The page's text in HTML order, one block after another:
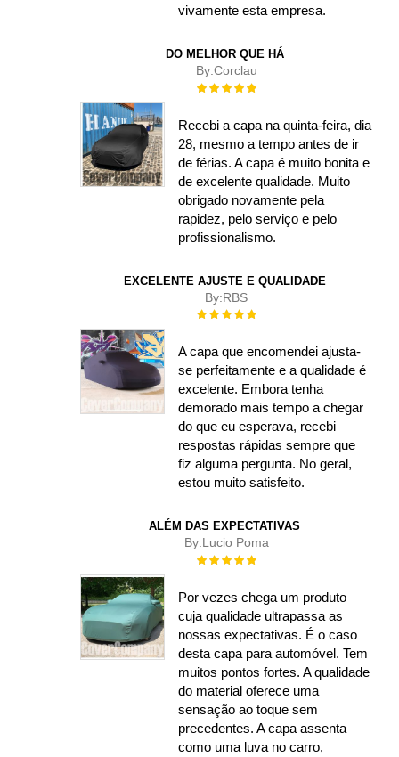
vivamente esta empresa.
DO MELHOR QUE HÁ
By:Corclau
Rating:
Recebi a capa na quinta-feira, dia
28, mesmo a tempo antes de ir
de férias. A capa é muito bonita e
de excelente qualidade. Muito
obrigado novamente pela
rapidez, pelo serviço e pelo
profissionalismo.
EXCELENTE AJUSTE E QUALIDADE
By:RBS
Rating:
A capa que encomendei ajusta-
se perfeitamente e a qualidade é
excelente. Embora tenha
demorado mais tempo a chegar
do que eu esperava, recebi
respostas rápidas sempre que
fiz alguma pergunta. No geral,
estou muito satisfeito.
ALÉM DAS EXPECTATIVAS
By:Lucio Poma
Rating:
Por vezes chega um produto
cuja qualidade ultrapassa as
nossas expectativas. É o caso
desta capa para automóvel. Tem
muitos pontos fortes. A qualidade
do material oferece uma
sensação ao toque sem
precedentes. A capa assenta
como uma luva no carro,